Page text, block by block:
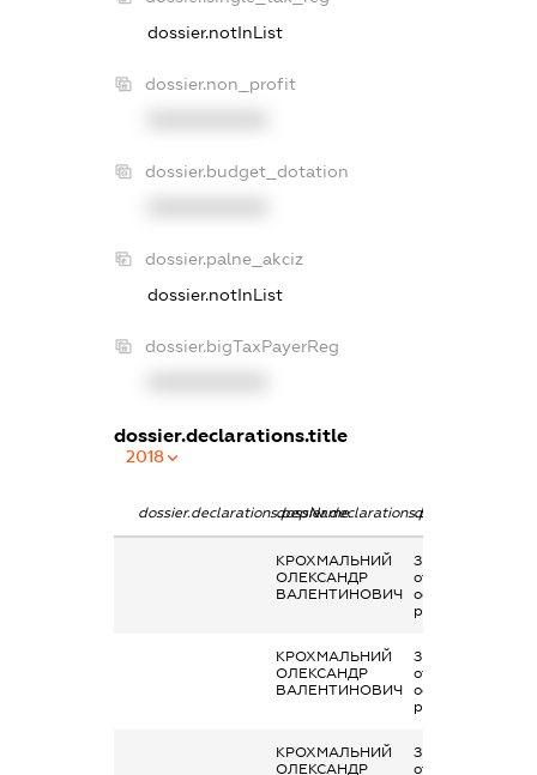
dossier.notInList
dossier.non_profit
dossier.budget_dotation
dossier.palne_akciz
dossier.notInList
dossier.bigTaxPayerReg
dossier.declarations.title
2018
dossier.declarations.pepNamedossier.declarations.personName
КРОХМАЛЬНИЙ
ОЛЕКСАНДР
ВАЛЕНТИНОВИЧ
Заробітна плата
отримана за
основним місцем
роботи
КРОХМАЛЬНИЙ
ОЛЕКСАНДР
ВАЛЕНТИНОВИЧ
Заробітна плата
отримана за
основним місцем
роботи
КРОХМАЛЬНИЙ
ОЛЕКСАНДР
Заробітна плата
отримана за